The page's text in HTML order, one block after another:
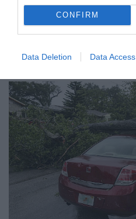
CONFIRM
Data Deletion Data Access